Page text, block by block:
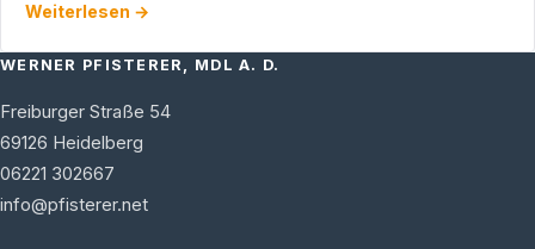
Rückabwicklungsentscheidung …
Weiterlesen →
WERNER PFISTERER, MDL A. D.
Freiburger Straße 54
69126 Heidelberg
06221 302667
info@pfisterer.net